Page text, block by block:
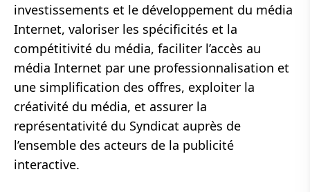
investissements et le développement du média
Internet, valoriser les spécificités et la
compétitivité du média, faciliter l’accès au
média Internet par une professionnalisation et
une simplification des offres, exploiter la
créativité du média, et assurer la
représentativité du Syndicat auprès de
l’ensemble des acteurs de la publicité
interactive.